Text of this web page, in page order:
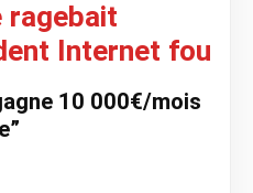
ragebait
Internet fou
10 000€/mois